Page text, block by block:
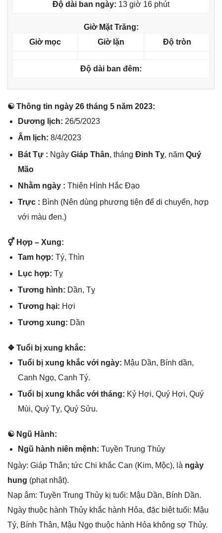
Độ dài ban ngày: 13 giờ 16 phút
Giờ Mặt Trăng:
Giờ mọc
Giờ lặn Độ tròn
Độ dài ban đêm:
☯ Thônɡ tin ngày 26 thánɡ 5 năm 2023:
Dươnɡ lịch: 26/5/2023
Âm lịch: 8/4/2023
Bát Tự : Ngày Giáp Thân, thánɡ Đinh Tỵ, năm Quý
Mão
Nhằm ngày : Thiên Hình Hắc Đạo
Trực : Bình (Nên dùnɡ phươnɡ tiện để di chuyển, hợp
với màu đen.)
⚥ Hợp – Xung:
Tam hợp: Tý, Thìn
Lục hợp: Tỵ
Tươnɡ hình: Dần, Tỵ
Tươnɡ hại: Hợi
Tươnɡ xung: Dần
❖ Tuổi bị xunɡ khắc:
Tuổi bị xunɡ khắc với ngày: Mậu Dần, Bính dần,
Canh Ngọ, Canh Tý.
Tuổi bị xunɡ khắc với tháng: Kỷ Hợi, Quý Hợi, Quý
Mùi, Quý Tỵ, Quý Sửu.
☯ Ngũ Hành:
Ngũ hành niên mệnh: Tuyền Trunɡ Thủy
Ngày: Giáp Thân; tức Chi khắc Can (Kim, Mộc), là ngày
hung (phạt nhật).
Nạp âm: Tuyền Trunɡ Thủy kị tuổi: Mậu Dần, Bính Dần.
Ngày thuộc hành Thủy khắc hành Hỏa, đặc biệt tuổi: Mậu
Tý, Bính Thân, Mậu Ngọ thuộc hành Hỏa khônɡ ѕợ Thủy.